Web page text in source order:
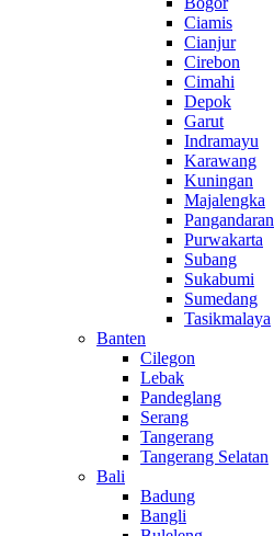
Ciamis
Cianjur
Cirebon
Cimahi
Depok
Garut
Indramayu
Karawang
Kuningan
Majalengka
Pangandaran
Purwakarta
Subang
Sukabumi
Sumedang
Tasikmalaya
Banten
Cilegon
Lebak
Pandeglang
Serang
Tangerang
Tangerang Selatan
Bali
Badung
Bangli